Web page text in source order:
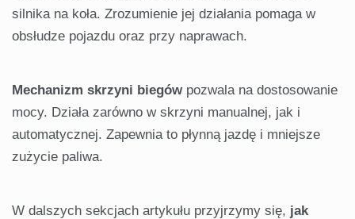
silnika na koła. Zrozumienie jej działania pomaga w
obsłudze pojazdu oraz przy naprawach.
Mechanizm skrzyni biegów pozwala na dostosowanie
mocy. Działa zarówno w skrzyni manualnej, jak i
automatycznej. Zapewnia to płynną jazdę i mniejsze
zużycie paliwa.
W dalszych sekcjach artykułu przyjrzymy się, jak